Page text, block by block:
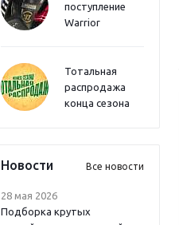
поступление
Warrior
Тотальная
распродажа
конца сезона
Новости Все новости
28 мая 2026
Подборка крутых